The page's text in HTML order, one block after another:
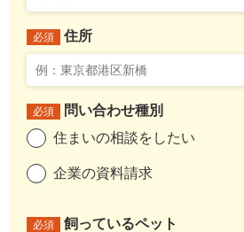
必須 住所
必須
問い合わせ種別
住まいの相談をしたい
企業の資料請求
必須
飼っているペット